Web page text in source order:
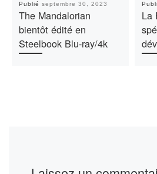
Publié septembre 30, 2023
The Mandalorian
bientôt édité en
Steelbook Blu-ray/4k
La